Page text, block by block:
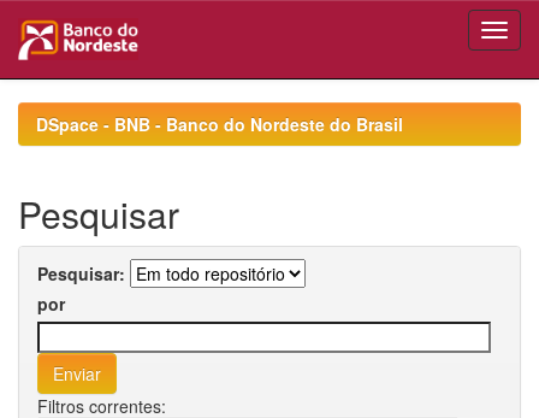
navigationDSpace - BNB - Banco do Nordeste do Brasil
Pesquisar
Pesquisar:
por
Filtros correntes: